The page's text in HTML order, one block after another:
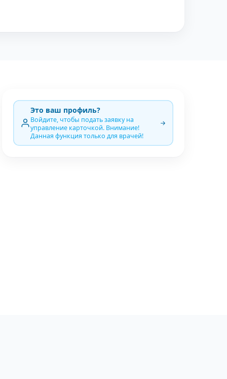
Это ваш профиль?
Войдите, чтобы подать заявку на
управление карточкой. Внимание!
Данная функция только для врачей!